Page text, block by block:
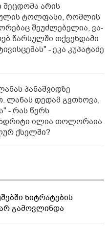
შეცდომა არის
ტოლფასი, რომ­ლის
შე­უძ­ლე­ბე­ლია, ვა­
წარ­სულ­ში თქვენ­და­მი
- ეკა კუპატაძე
პანაშვიდზე
ლანას დედამ გვთხოვა,
- რას წერს
ილია თოლორაია
ქსელში?
ნიტრატების
გამოვლინდა